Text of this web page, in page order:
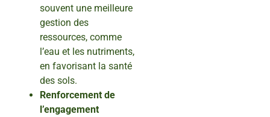
souvent une meilleure
gestion des
ressources, comme
l’eau et les nutriments,
en favorisant la santé
des sols.
Renforcement de
l’engagement